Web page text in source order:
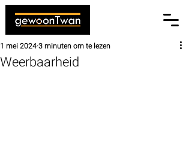
Weerbaarheid
1 mei 2024 3 minuten om te lezen